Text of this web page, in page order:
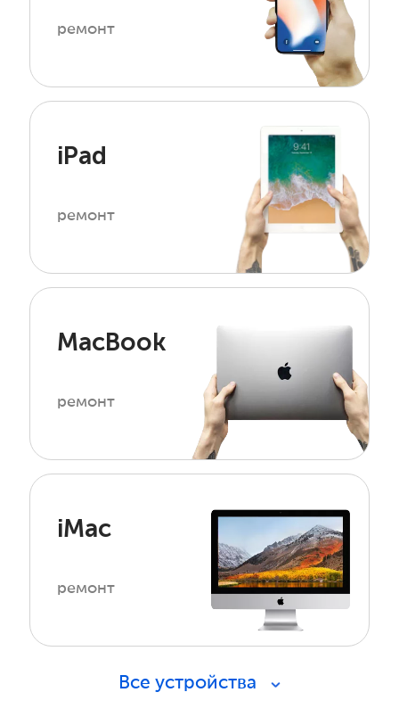
ремонт
iPad
ремонт
MacBook
ремонт
iMac
ремонт
Все устройства